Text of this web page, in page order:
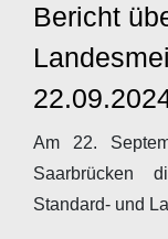
Bericht
Am 22.
Saarbrücken
Standard- und